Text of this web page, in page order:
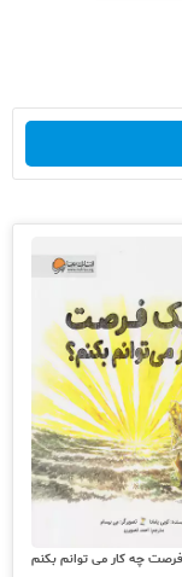
چه کار می توانم بکنم